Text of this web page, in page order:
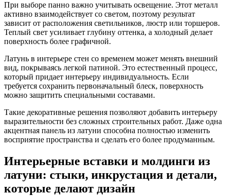
При выборе панно важно учитывать освещение. Этот металл
активно взаимодействует со светом, поэтому результат
зависит от расположения светильников, люстр или торшеров.
Теплый свет усиливает глубину оттенка, а холодный делает
поверхность более графичной.
Латунь в интерьере стен со временем может менять внешний
вид, покрываясь легкой патиной. Это естественный процесс,
который придает интерьеру индивидуальность. Если
требуется сохранить первоначальный блеск, поверхность
можно защитить специальными составами.
Такие декоративные решения позволяют добавить интерьеру
выразительности без сложных строительных работ. Даже одна
акцентная панель из латуни способна полностью изменить
восприятие пространства и сделать его более продуманным.
Интерьерные вставки и молдинги из
латуни: стыки, инкрустация и детали,
которые делают дизайн